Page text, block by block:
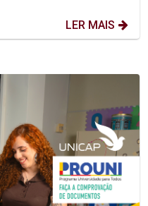
LER MAIS